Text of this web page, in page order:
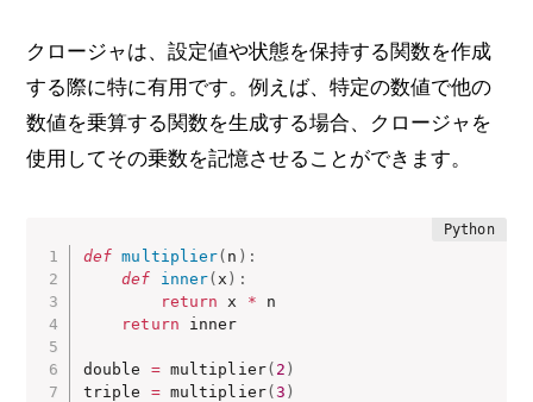
クロージャは、設定値や状態を保持する関数を作成
する際に特に有用です。例えば、特定の数値で他の
数値を乗算する関数を生成する場合、クロージャを
使用してその乗数を記憶させることができます。
def multiplier( n ) :
def
inner( x ) :
return x * n
return inner
double = multiplier( 2 )
triple = multiplier(3 )